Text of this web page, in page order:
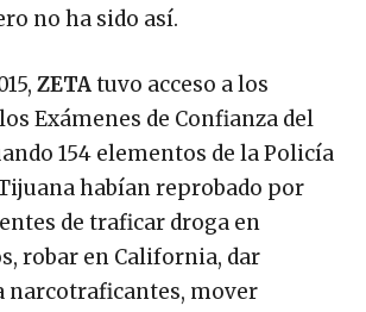
no ha sido así.
ZETAtuvo acceso a los
Exámenes de Confianza del
154 elementos de la Policía
habían reprobado por
de traficar droga en
robar en California, dar
narcotraficantes, mover